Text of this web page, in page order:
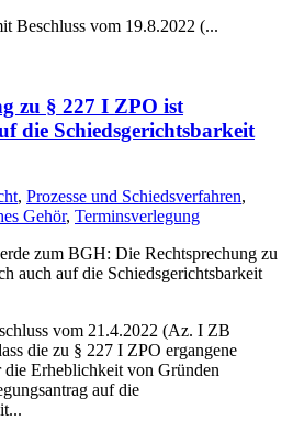
Beschluss vom 19.8.2022 (...
zu § 227 I ZPO ist
die Schiedsgerichtsbarkeit
, Prozesse und Schiedsverfahren,
Gehör, Terminsverlegung
zum BGH: Die Rechtsprechung zu
auch auf die Schiedsgerichtsbarkeit
vom 21.4.2022 (Az. I ZB
die zu § 227 I ZPO ergangene
die Erheblichkeit von Gründen
auf die